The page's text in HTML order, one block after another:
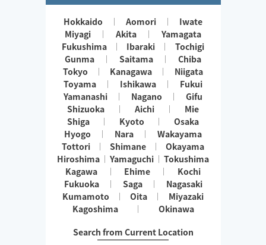
Hokkaido Aomori
Iwate
Miyagi
Akita
Yamagata
Fukushima
Ibaraki
Tochigi
Gunma
Saitama
Chiba
Tokyo
Kanagawa
Niigata
Toyama
Ishikawa
Fukui
Yamanashi
Nagano
Gifu
Shizuoka
Aichi
Mie
Shiga
Kyoto
Osaka
Hyogo
Nara
Wakayama
Tottori
Shimane
Okayama
Hiroshima
Yamaguchi
Tokushima
Kagawa
Ehime
Kochi
Fukuoka
Saga
Nagasaki
Kumamoto
Oita
Miyazaki
Kagoshima
Okinawa
Search from Current Location